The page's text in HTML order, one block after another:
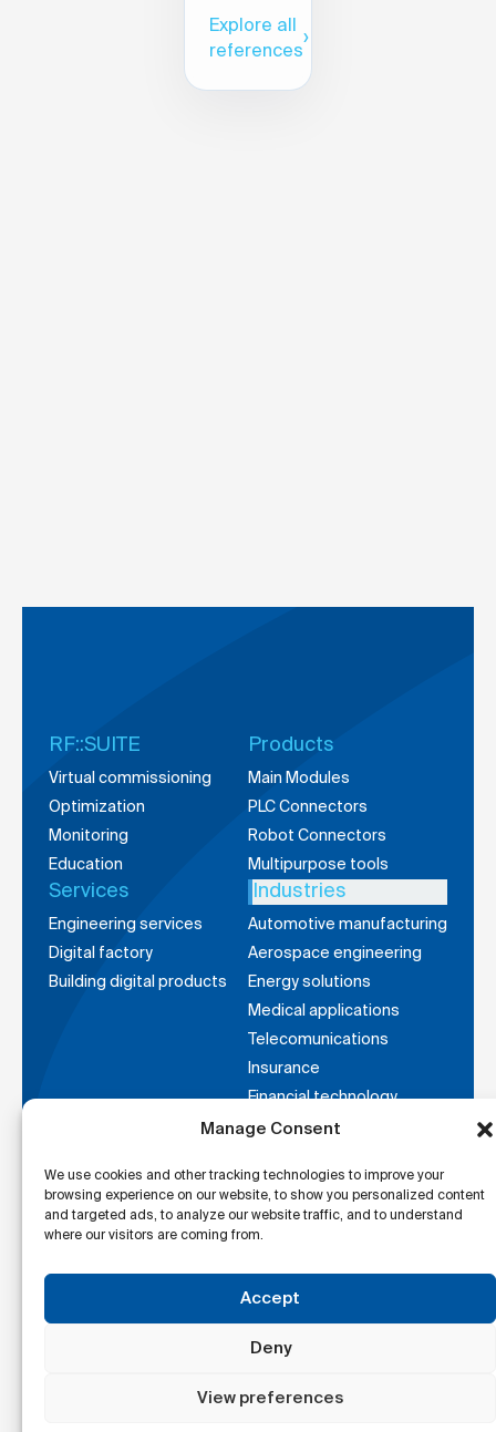
Manage Consent
We use cookies and other tracking technologies to improve your
browsing experience on our website, to show you personalized content
and targeted ads, to analyze our website traffic, and to understand
where our visitors are coming from.
Accept
Deny
View preferences
Explore all
references
›
RF::SUITE
Virtual commissioning
Optimization
Monitoring
Education
Products
Main Modules
PLC Connectors
Robot Connectors
Multipurpose tools
Services
Engineering services
Digital factory
Building digital products
Industries
Automotive manufacturing
Aerospace engineering
Energy solutions
Medical applications
Telecomunications
Insurance
Financial technology
Transportation
Careers
Open positions
Benefits
About
Company
References
Research
Offices around the